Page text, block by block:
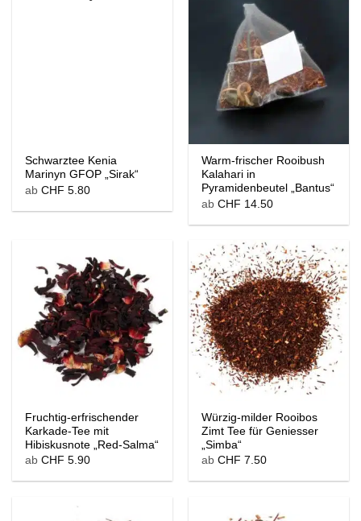
Schwarztee Kenia
Marinyn GFOP „Sirak“
abCHF 5.80
Warm-frischer Rooibush
Kalahari in
Pyramidenbeutel „Bantus“
abCHF 14.50
Fruchtig-erfrischender
Karkade-Tee mit
Hibiskusnote „Red-Salma“
abCHF 5.90
Würzig-milder Rooibos
Zimt Tee für Geniesser
„Simba“
abCHF 7.50